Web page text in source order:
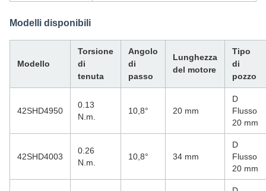
Modelli disponibili
Modello
Torsione
di
tenuta
Angolo
di
passo
Lunghezza
del motore
Tipo
di
pozzo
42SHD4950
0.13
N.m.
10,8° 20 mm
D
Flusso
20 mm
42SHD4003
0.26
N.m.
10,8° 34 mm
D
Flusso
20 mm